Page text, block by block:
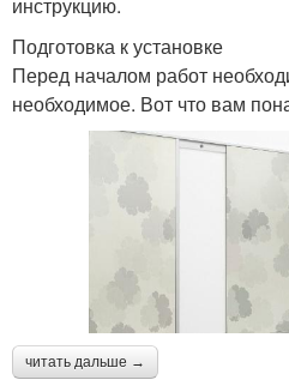
инструкцию.
Подготовка к установке
Перед началом работ
необходимое. Вот что вам
читать дальше →